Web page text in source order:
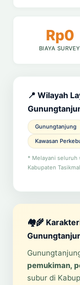
Rp0
BIAYA SURVEY
📍 Wilayah
Gunungtanjung
Kawasan
* Melayani seluruh
Kabupaten
🏘️🌾
pemukiman,
subur di